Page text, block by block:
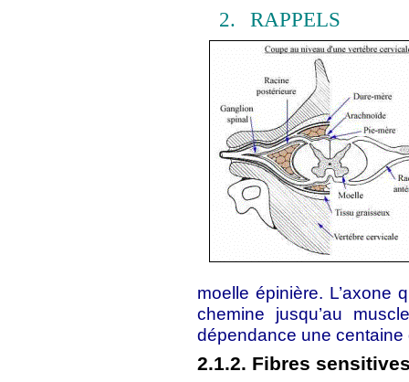
2. RAPPELS
moelle épinière. L’axone
chemine jusqu’au
dépendance une centaine
2.1.2. Fibres